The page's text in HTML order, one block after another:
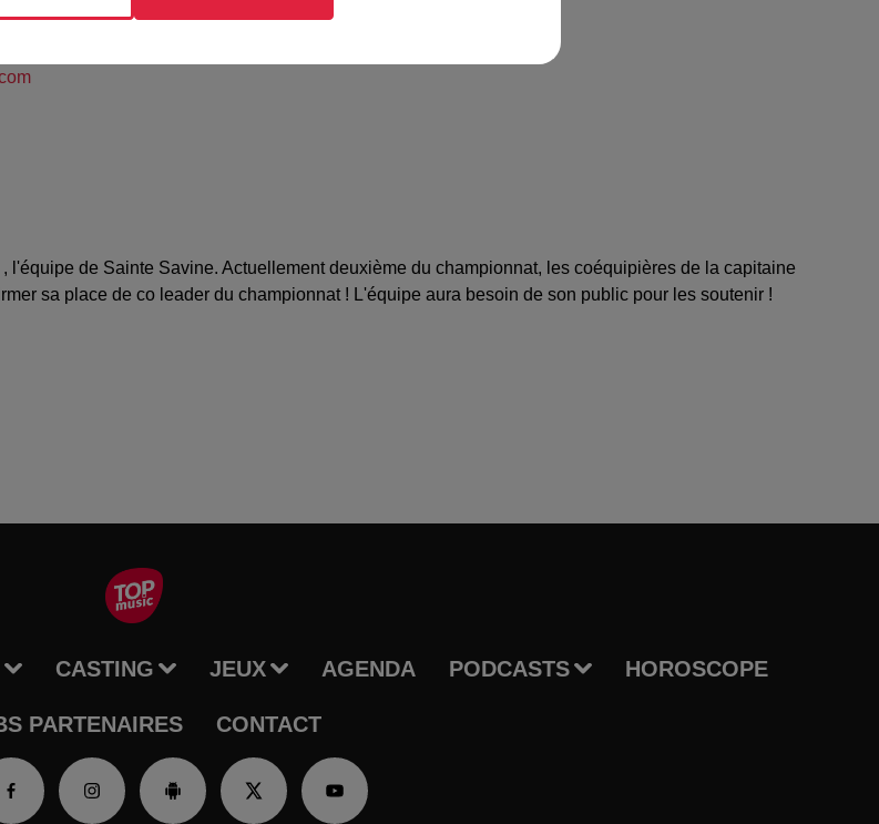
de Sainte Savine. Actuellement deuxième du championnat, les coéquipières de la capitaine
sa place de co leader du championnat ! L'équipe aura besoin de son public pour les soutenir !
CASTING JEUX AGENDA PODCASTS HOROSCOPE
PARTENAIRES CONTACT